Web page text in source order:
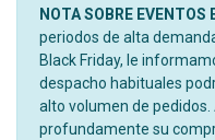
NOTA SOBRE EVENTOS
periodos de alta
Black Friday, le
despacho habituales
alto volumen de
profundamente su